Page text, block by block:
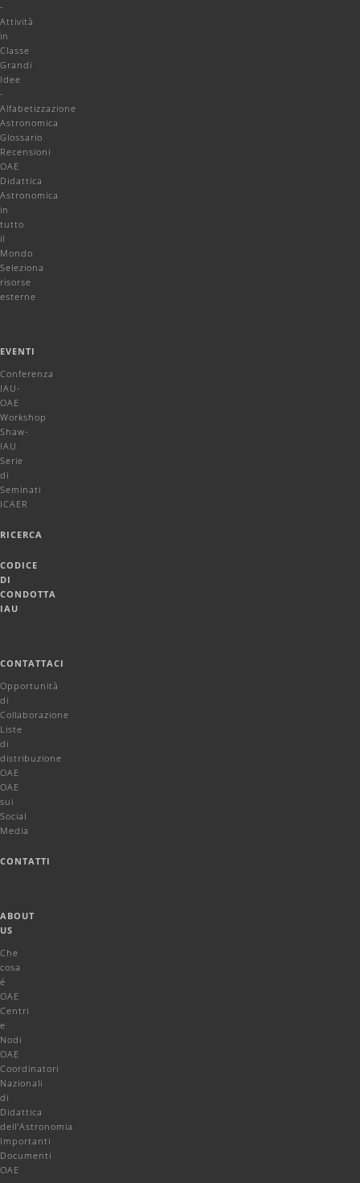
-
Attività
in
Classe
Grandi
Idee
-
Alfabetizzazione
Astronomica
Glossario
Recensioni
OAE
Didattica
Astronomica
in
tutto
il
Mondo
Seleziona
risorse
esterne
EVENTI
Conferenza
IAU-
OAE
Workshop
Shaw-
IAU
Serie
di
Seminati
ICAER
RICERCA
CODICE
DI
CONDOTTA
IAU
CONTATTACI
Opportunità
di
Collaborazione
Liste
di
distribuzione
OAE
OAE
sui
Social
Media
CONTATTI
ABOUT
US
Che
cosa
é
OAE
Centri
e
Nodi
OAE
Coordinatori
Nazionali
di
Didattica
dell'Astronomia
Importanti
Documenti
OAE